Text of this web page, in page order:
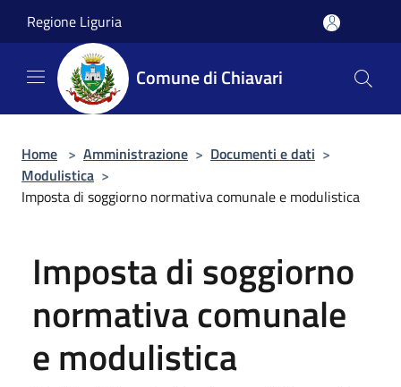
Regione Liguria
Comune di Chiavari
Home > Amministrazione > Documenti e dati >
Modulistica >
Imposta di soggiorno normativa comunale e modulistica
Imposta di soggiorno
normativa comunale
e modulistica